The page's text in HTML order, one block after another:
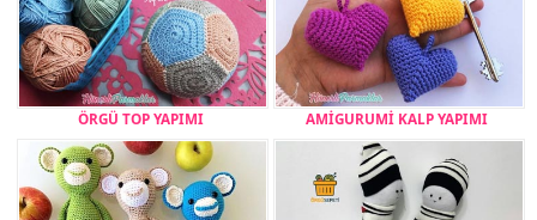
ÖRGÜ TOP YAPIMI AMİGURUMİ KALP YAPIMI